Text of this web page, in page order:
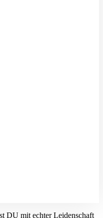
DU mit echter Leidenschaft